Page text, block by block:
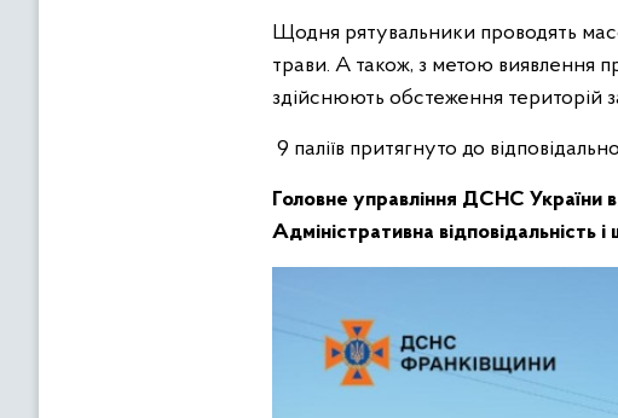
Щодня рятувальники проводять
трави. А також, з метою виявлення
здійснюють обстеження
9 паліїв притягнуто до
Головне управління ДСНС України
Адміністративна відповідальність